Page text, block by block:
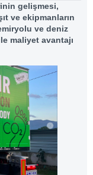
gelişmesi,
ve ekipmanların
ve deniz
maliyet avantajı